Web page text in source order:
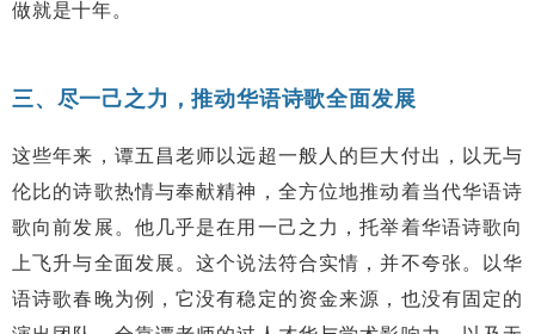
做就是十年。
三、尽一己之力，推动华语诗歌全面发展
这些年来，谭五昌老师以远超一般人的巨大付出，以无与
伦比的诗歌热情与奉献精神，全方位地推动着当代华语诗
歌向前发展。他几乎是在用一己之力，托举着华语诗歌向
上飞升与全面发展。这个说法符合实情，并不夸张。以华
语诗歌春晚为例，它没有稳定的资金来源，也没有固定的